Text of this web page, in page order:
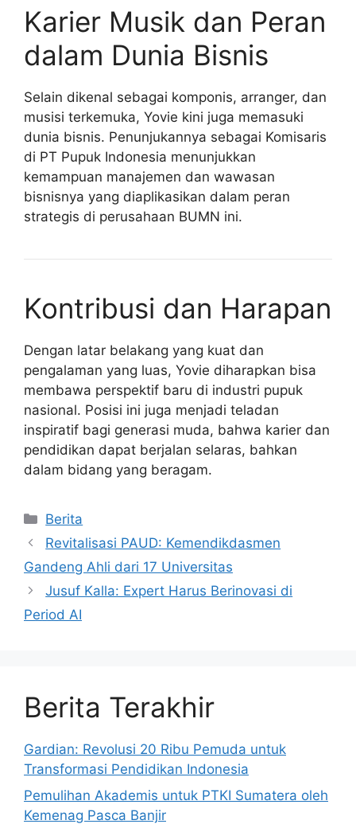
Karier Musik dan Peran
dalam Dunia Bisnis
Selain dikenal sebagai komponis, arranger, dan
musisi terkemuka, Yovie kini juga memasuki
dunia bisnis. Penunjukannya sebagai Komisaris
di PT Pupuk Indonesia menunjukkan
kemampuan manajemen dan wawasan
bisnisnya yang diaplikasikan dalam peran
strategis di perusahaan BUMN ini.
Kontribusi dan Harapan
Dengan latar belakang yang kuat dan
pengalaman yang luas, Yovie diharapkan bisa
membawa perspektif baru di industri pupuk
nasional. Posisi ini juga menjadi teladan
inspiratif bagi generasi muda, bahwa karier dan
pendidikan dapat berjalan selaras, bahkan
dalam bidang yang beragam.
Kategori
Berita
Revitalisasi PAUD: Kemendikdasmen
Gandeng Ahli dari 17 Universitas
Jusuf Kalla: Expert Harus Berinovasi di
Period AI
Berita Terakhir
Gardian: Revolusi 20 Ribu Pemuda untuk
Transformasi Pendidikan Indonesia
Pemulihan Akademis untuk PTKI Sumatera oleh
Kemenag Pasca Banjir